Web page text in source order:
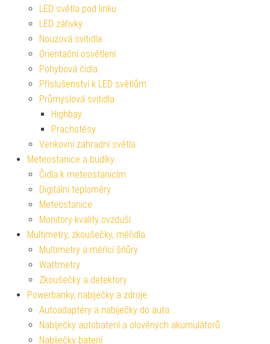
LED světla pod linku
LED zářivky
Nouzová svítidla
Orientační osvětlení
Pohybová čidla
Příslušenství k LED světlům
Průmyslová svítidla
Highbay
Prachotěsy
Venkovní zahradní světla
Meteostanice a budíky
Čidla k meteostanicím
Digitální teploměry
Meteostanice
Monitory kvality ovzduší
Multimetry, zkoušečky, měřidla
Multimetry a měřící šňůry
Wattmetry
Zkoušečky a detektory
Powerbanky, nabíječky a zdroje
Autoadaptéry a nabíječky do auta
Nabíječky autobaterií a olověných akumulátorů
Nabíječky baterií